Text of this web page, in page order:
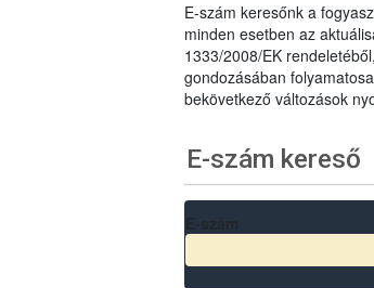
E-szám keresőnk a
minden esetben az
1333/2008/EK
gondozásában
bekövetkező változások
E-szám kereső